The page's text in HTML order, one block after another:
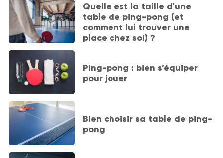
Quelle est la taille d'une
table de ping-pong (et
comment lui trouver une
place chez soi) ?
Ping-pong : bien s’équiper
pour jouer
Bien choisir sa table de ping-
pong